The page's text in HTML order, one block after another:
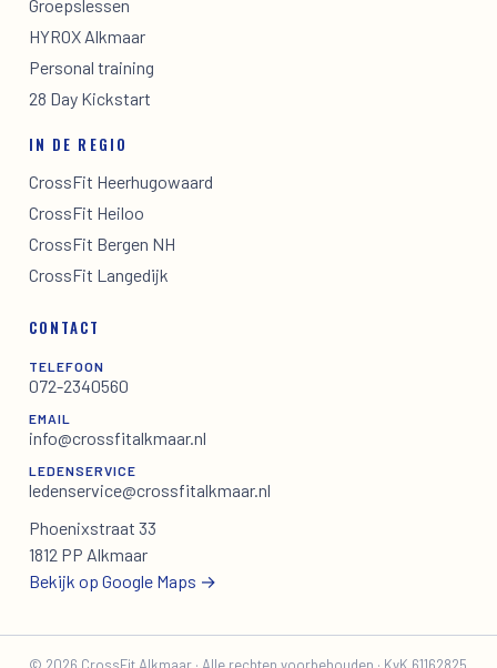
Groepslessen
HYROX Alkmaar
Personal training
28 Day Kickstart
IN DE REGIO
CrossFit Heerhugowaard
CrossFit Heiloo
CrossFit Bergen NH
CrossFit Langedijk
CONTACT
TELEFOON
072-2340560
EMAIL
info@crossfitalkmaar.nl
LEDENSERVICE
ledenservice@crossfitalkmaar.nl
Phoenixstraat 33
1812 PP Alkmaar
Bekijk op Google Maps →